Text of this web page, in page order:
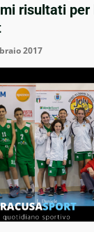
risultati
2017